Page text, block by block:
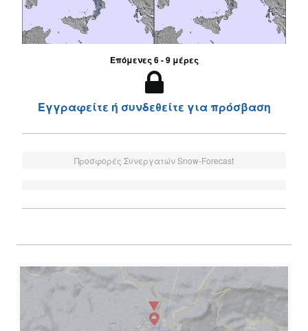
Επόμενες 6 - 9 μέρες
Εγγραφείτε ή συνδεθείτε για πρόσβαση
Προσφορές Συνεργατών Snow-Forecast